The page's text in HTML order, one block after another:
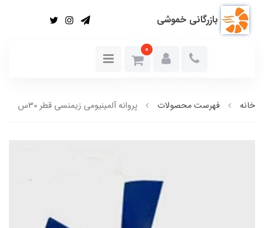
بازرگانی خموشی
0
خانه فهرست محصولات پروانه آلمینیومی زیمنسی قطر 30س